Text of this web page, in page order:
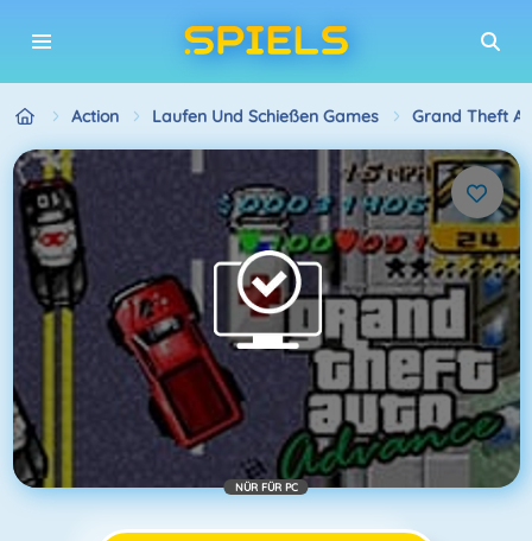
Action Laufen Und Schießen Games Grand Theft
NÜR FÜR PC